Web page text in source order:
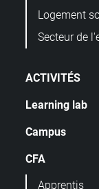
Logement
Secteur de
ACTIVITÉS
Learning lab
Campus
CFA
Apprentis